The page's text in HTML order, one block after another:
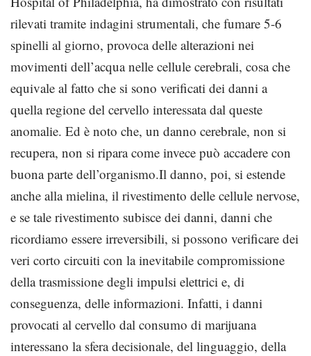
rilevati tramite indagini strumentali, che fumare 5-6
spinelli al giorno, provoca delle alterazioni nei
movimenti dell’acqua nelle cellule cerebrali, cosa che
equivale al fatto che si sono verificati dei danni a
quella regione del cervello interessata dal queste
anomalie. Ed è noto che, un danno cerebrale, non si
recupera, non si ripara come invece può accadere con
buona parte dell’organismo.Il danno, poi, si estende
anche alla mielina, il rivestimento delle cellule nervose,
e se tale rivestimento subisce dei danni, danni che
ricordiamo essere irreversibili, si possono verificare dei
veri corto circuiti con la inevitabile compromissione
della trasmissione degli impulsi elettrici e, di
conseguenza, delle informazioni. Infatti, i danni
provocati al cervello dal consumo di marijuana
interessano la sfera decisionale, del linguaggio, della